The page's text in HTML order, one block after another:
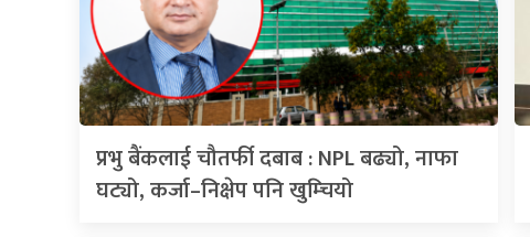
प्रभु बैंकलाई चौतर्फी दबाब : NPL बढ्यो, नाफा
घट्यो, कर्जा–निक्षेप पनि खुम्चियो